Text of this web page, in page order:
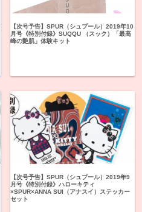
【次号予告】SPUR（シュプール）2019年10
月号《特別付録》SUQQU （スック）「最高
峰の艶肌」体験キット
【次号予告】SPUR（シュプール）2019年9
月号《特別付録》ハローキティ
×SPUR×ANNA SUI（アナスイ）ステッカー
セット